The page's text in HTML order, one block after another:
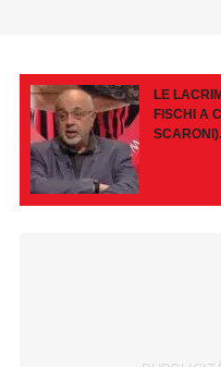
LE
FISCHI A